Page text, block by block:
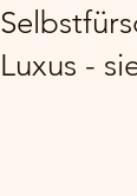
Luxus -